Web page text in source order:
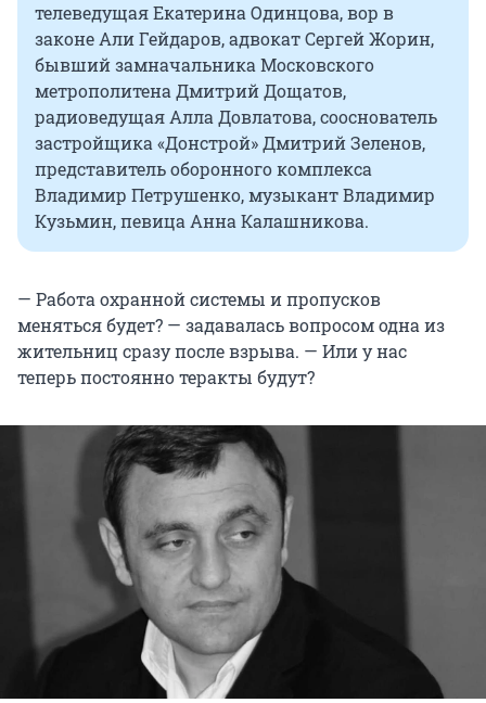
телеведущая Екатерина Одинцова, вор в
законе Али Гейдаров, адвокат Сергей Жорин,
бывший замначальника Московского
метрополитена Дмитрий Дощатов,
радиоведущая Алла Довлатова, сооснователь
застройщика «Донстрой» Дмитрий Зеленов,
представитель оборонного комплекса
Владимир Петрушенко, музыкант Владимир
Кузьмин, певица Анна Калашникова.
— Работа охранной системы и пропусков
меняться будет? — задавалась вопросом одна из
жительниц сразу после взрыва. — Или у нас
теперь постоянно теракты будут?